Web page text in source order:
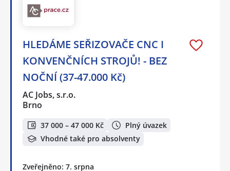
HLEDÁME SEŘIZOVAČE CNC I
KONVENČNÍCH STROJŮ! - BEZ
NOČNÍ (37-47.000 Kč)
AC Jobs, s.r.o.
Brno
37 000 – 47 000 Kč
Plný úvazek
Vhodné také pro absolventy
Zveřejněno: 7. srpna